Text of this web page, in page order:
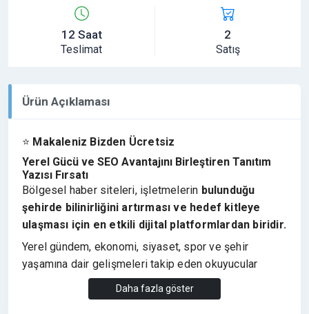
12 Saat
Teslimat
2
Satış
Ürün Açıklaması
⭐ Makaleniz Bizden Ücretsiz
Yerel Gücü ve SEO Avantajını Birleştiren Tanıtım
Yazısı Fırsatı
Bölgesel haber siteleri, işletmelerin bulunduğu
şehirde bilinirliğini artırması ve hedef kitleye
ulaşması için en etkili dijital platformlardan biridir.
Yerel gündem, ekonomi, siyaset, spor ve şehir
yaşamına dair gelişmeleri takip eden okuyucular
sayesinde bu tür haber siteleriyüksek etkileşim ve
güvenilir bir okuyucu kitlesioluşturur.
Daha fazla göster